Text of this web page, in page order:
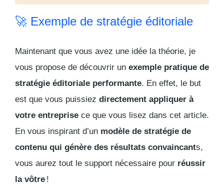
🚀 Exemple de stratégie éditoriale
Maintenant que vous avez une idée la théorie, je
vous propose de découvrir un exemple pratique de
stratégie éditoriale performante. En effet, le but
est que vous puissiez directement appliquer à
votre entreprise ce que vous lisez dans cet article.
En vous inspirant d’un modèle de stratégie de
contenu qui génère des résultats convaincants,
vous aurez tout le support nécessaire pour réussir
la vôtre !